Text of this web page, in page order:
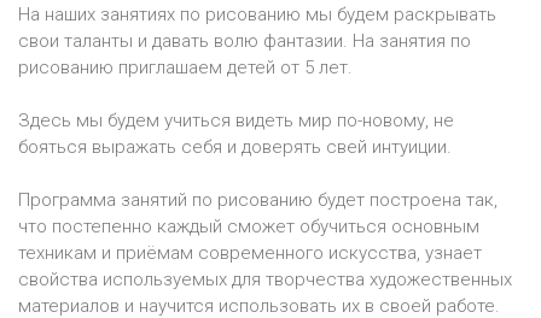
На наших занятиях по рисованию мы будем раскрывать
свои таланты и давать волю фантазии. На занятия по
рисованию приглашаем детей от 5 лет.
Здесь мы будем учиться видеть мир по-новому, не
бояться выражать себя и доверять свей интуиции.
Программа занятий по рисованию будет построена так,
что постепенно каждый сможет обучиться основным
техникам и приёмам современного искусства, узнает
свойства используемых для творчества художественных
материалов и научится использовать их в своей работе.